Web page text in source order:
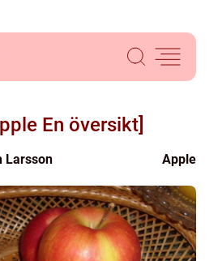
En översikt]
Larsson Apple